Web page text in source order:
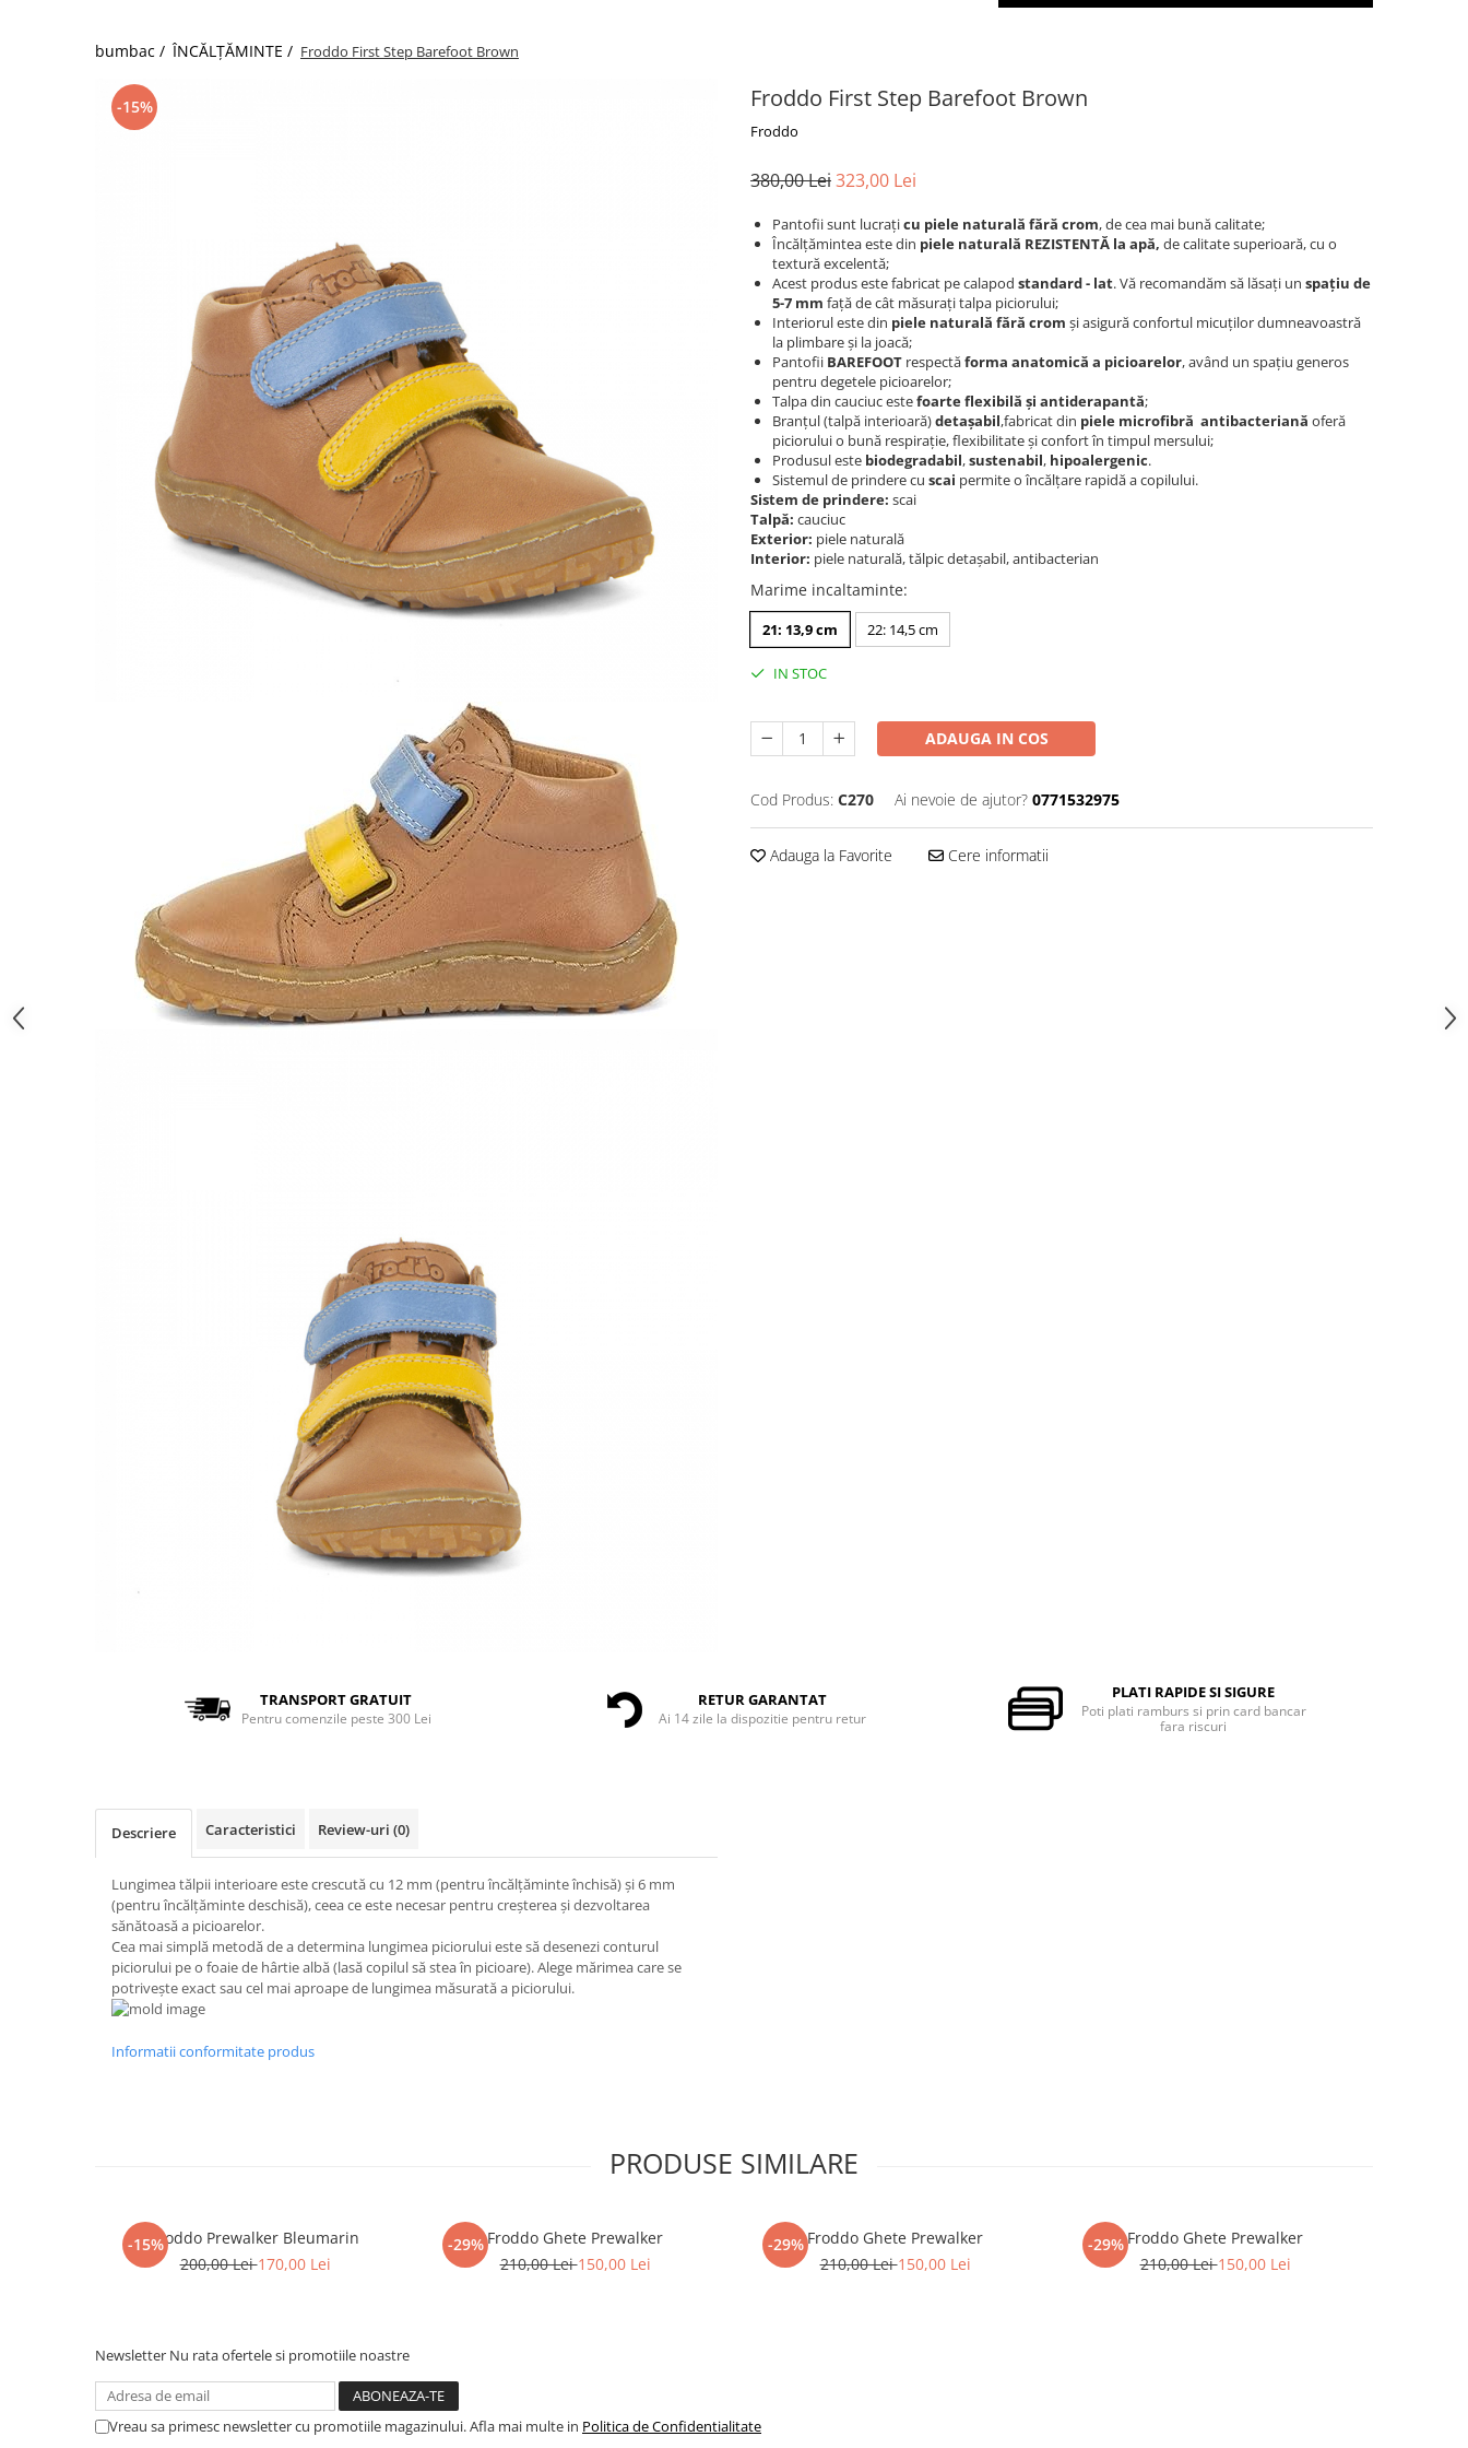
bumbac / ÎNCĂLȚĂMINTE / Froddo First Step Barefoot Brown
-15% Froddo First Step Barefoot Brown
Froddo
380,00 Lei323,00 Lei
Pantofii sunt lucraţicu piele naturală fără crom, de cea mai bună calitate;
Încălţămintea este din piele naturală REZISTENTĂ la apă, de calitate superioară, cu o
textură excelentă;
Acest produs este fabricat pe calapod standard - lat. Vă recomandăm să lăsaţi un spaţiu de
5-7 mm faţă de cât măsuraţi talpa piciorului;
Interiorul este din piele naturală fără crom şi asigură confortul micuţilor dumneavoastră
la plimbare şi la joacă;
Pantofii BAREFOOT respectăforma anatomică a picioarelor, având un spaţiu generos
pentru degetele picioarelor;
Talpa din cauciuc estefoarte flexibilă şi antiderapantă;
Branţul (talpă interioară)detaşabil,fabricat din piele microfibră antibacteriană oferă
piciorului o bună respiraţie, flexibilitate şi confort în timpul mersului;
Produsul este biodegradabil,sustenabil, hipoalergenic.
Sistemul de prindere cu scai permite o încălţare rapidă a copilului.
Sistem de prindere: scai
Talpă: cauciuc
Exterior: piele naturală
Interior: piele naturală, tălpic detaşabil, antibacterian
Marime incaltaminte:
21: 13,9 cm 22: 14,5 cm
IN STOC
ADAUGA IN COS
Cod Produs: C270 Ai nevoie de ajutor? 0771532975
Adauga la Favorite Cere informatii
TRANSPORT GRATUIT
Pentru comenzile peste 300 Lei
RETUR GARANTAT
Ai 14 zile la dispozitie pentru retur
PLATI RAPIDE SI SIGURE
Poti plati ramburs si prin card bancar
fara riscuri
Descriere Caracteristici Review-uri (0)
Lungimea tălpii interioare este crescută cu 12 mm (pentru încălțăminte închisă) și 6 mm
(pentru încălțăminte deschisă), ceea ce este necesar pentru creșterea și dezvoltarea
sănătoasă a picioarelor.
Cea mai simplă metodă de a determina lungimea piciorului este să desenezi conturul
piciorului pe o foaie de hârtie albă (lasă copilul să stea în picioare). Alege mărimea care se
potrivește exact sau cel mai aproape de lungimea măsurată a piciorului.
Informatii conformitate produs
PRODUSE SIMILARE
-15%Froddo Prewalker Bleumarin
200,00 Lei170,00 Lei
-29%Froddo Ghete Prewalker
210,00 Lei150,00 Lei
-29%Froddo Ghete Prewalker
210,00 Lei150,00 Lei
-29%Froddo Ghete Prewalker
210,00 Lei150,00 Lei
Newsletter Nu rata ofertele si promotiile noastre
Vreau sa primesc newsletter cu promotiile magazinului. Afla mai multe in Politica de Confidentialitate